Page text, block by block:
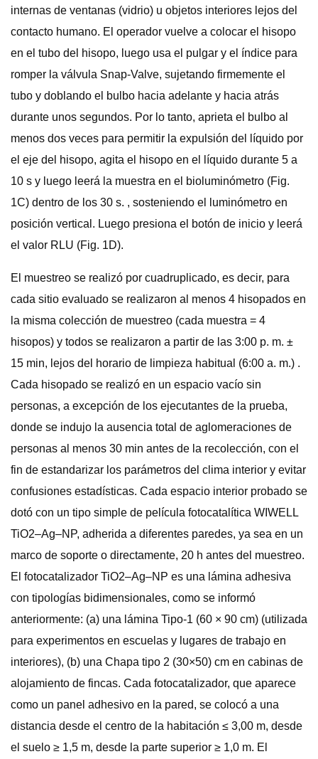
internas de ventanas (vidrio) u objetos interiores lejos del
contacto humano. El operador vuelve a colocar el hisopo
en el tubo del hisopo, luego usa el pulgar y el índice para
romper la válvula Snap-Valve, sujetando firmemente el
tubo y doblando el bulbo hacia adelante y hacia atrás
durante unos segundos. Por lo tanto, aprieta el bulbo al
menos dos veces para permitir la expulsión del líquido por
el eje del hisopo, agita el hisopo en el líquido durante 5 a
10 s y luego leerá la muestra en el bioluminómetro (Fig.
1C) dentro de los 30 s. , sosteniendo el luminómetro en
posición vertical. Luego presiona el botón de inicio y leerá
el valor RLU (Fig. 1D).
El muestreo se realizó por cuadruplicado, es decir, para
cada sitio evaluado se realizaron al menos 4 hisopados en
la misma colección de muestreo (cada muestra = 4
hisopos) y todos se realizaron a partir de las 3:00 p. m. ±
15 min, lejos del horario de limpieza habitual (6:00 a. m.) .
Cada hisopado se realizó en un espacio vacío sin
personas, a excepción de los ejecutantes de la prueba,
donde se indujo la ausencia total de aglomeraciones de
personas al menos 30 min antes de la recolección, con el
fin de estandarizar los parámetros del clima interior y evitar
confusiones estadísticas. Cada espacio interior probado se
dotó con un tipo simple de película fotocatalítica WIWELL
TiO2–Ag–NP, adherida a diferentes paredes, ya sea en un
marco de soporte o directamente, 20 h antes del muestreo.
El fotocatalizador TiO2–Ag–NP es una lámina adhesiva
con tipologías bidimensionales, como se informó
anteriormente: (a) una lámina Tipo-1 (60 × 90 cm) (utilizada
para experimentos en escuelas y lugares de trabajo en
interiores), (b) una Chapa tipo 2 (30×50) cm en cabinas de
alojamiento de fincas. Cada fotocatalizador, que aparece
como un panel adhesivo en la pared, se colocó a una
distancia desde el centro de la habitación ≤ 3,00 m, desde
el suelo ≥ 1,5 m, desde la parte superior ≥ 1,0 m. El